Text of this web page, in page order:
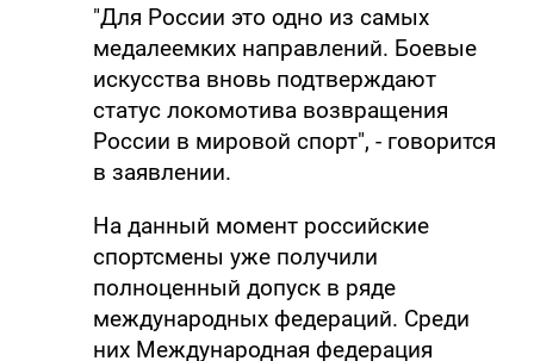
"Для России это одно из самых
медалеемких направлений. Боевые
искусства вновь подтверждают
статус локомотива возвращения
России в мировой спорт", - говорится
в заявлении.
На данный момент российские
спортсмены уже получили
полноценный допуск в ряде
международных федераций. Среди
них Международная федерация